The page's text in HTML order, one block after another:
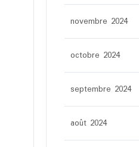
novembre 2024
octobre 2024
septembre 2024
août 2024